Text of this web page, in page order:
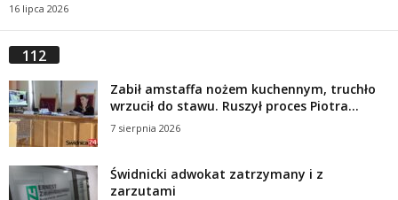
16 lipca 2026
112
Zabił amstaffa nożem kuchennym, truchło
wrzucił do stawu. Ruszył proces Piotra...
7 sierpnia 2026
Świdnicki adwokat zatrzymany i z
zarzutami